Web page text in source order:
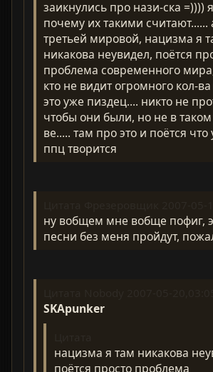
заикнулись про нази-ска =))))
почему их такими
третьей мировой, нацизма я
никакова неувидел, поётся
проблема современного
кто не видит огромного кол-
это уже пиздец.... никто не
чтобы они были, но не в
ве..... там про это и поётся
ппц творится
ну вобщем мне вобще пофиг,
песни без меня пройдут,
SKApunker
нацизма я там никакова
поётся просто проблема